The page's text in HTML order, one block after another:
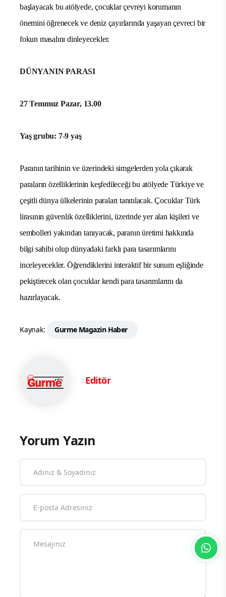
başlayacak bu atölyede, çocuklar çevreyi korumanın
önemini öğrenecek ve deniz çayırlarında yaşayan çevreci bir
fokun masalını dinleyecekler.
DÜNYANIN PARASI
27 Temmuz Pazar, 13.00
Yaş grubu: 7-9 yaş
Paranın tarihinin ve üzerindeki simgelerden yola çıkarak
paraların özelliklerinin keşfedileceği bu atölyede Türkiye ve
çeşitli dünya ülkelerinin paraları tanıtılacak. Çocuklar Türk
lirasının güvenlik özelliklerini, üzerinde yer alan kişileri ve
sembolleri yakından tanıyacak, paranın üretimi hakkında
bilgi sahibi olup dünyadaki farklı para tasarımlarını
inceleyecekler. Öğrendiklerini interaktif bir sunum eşliğinde
pekiştirecek olan çocuklar kendi para tasarımlarını da
hazırlayacak.
Kaynak: Gurme Magazin Haber
Editör
Yorum Yazın